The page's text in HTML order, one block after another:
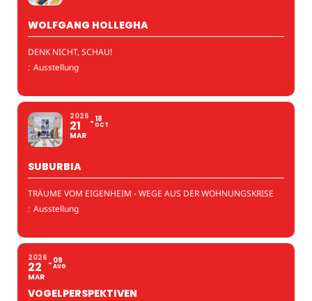
WOLFGANG HOLLEGHA
DENK NICHT, SCHAU!
: Ausstellung
2026
21
MAR
18
OCT
SUBURBIA
TRÄUME VOM EIGENHEIM - WEGE AUS DER WOHNUNGSKRISE
: Ausstellung
2026
22
MAR
09
AUG
VOGELPERSPEKTIVEN